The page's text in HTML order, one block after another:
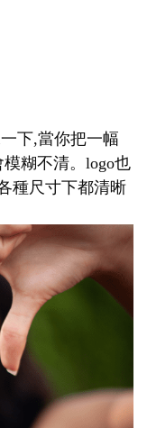
下,當你把一幅
糊不清。logo也
種尺寸下都清晰